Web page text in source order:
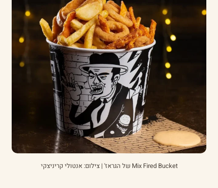
Mix Fired Bucket של הגראז' | צילום: אנטולי קריניצקי